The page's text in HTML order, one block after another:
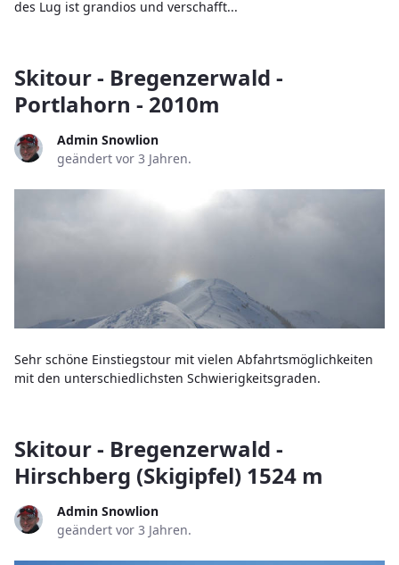
des Lug ist grandios und verschafft...
Skitour - Bregenzerwald -
Portlahorn - 2010m
Admin Snowlion
geändert vor 3 Jahren.
Sehr schöne Einstiegstour mit vielen Abfahrtsmöglichkeiten
mit den unterschiedlichsten Schwierigkeitsgraden.
Skitour - Bregenzerwald -
Hirschberg (Skigipfel) 1524 m
Admin Snowlion
geändert vor 3 Jahren.